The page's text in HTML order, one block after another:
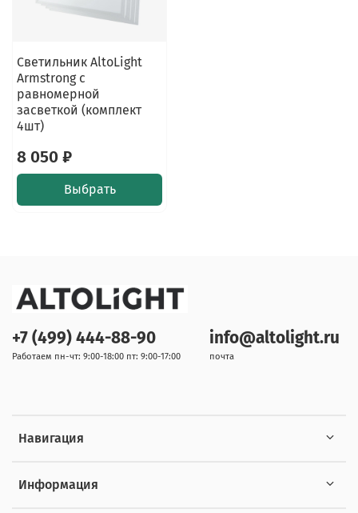
Светильник AltoLight
Armstrong с
равномерной
засветкой (комплект
4шт)
8 050 ₽
Выбрать
Навигация
Информация
+7 (499) 444-88-90
Работаем пн-чт: 9:00-18:00 пт: 9:00-17:00
info@altolight.ru
почта